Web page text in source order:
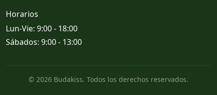
Horarios
Lun-Vie: 9:00 - 18:00
Sábados: 9:00 - 13:00
© 2026 Budakiss. Todos los derechos reservados.